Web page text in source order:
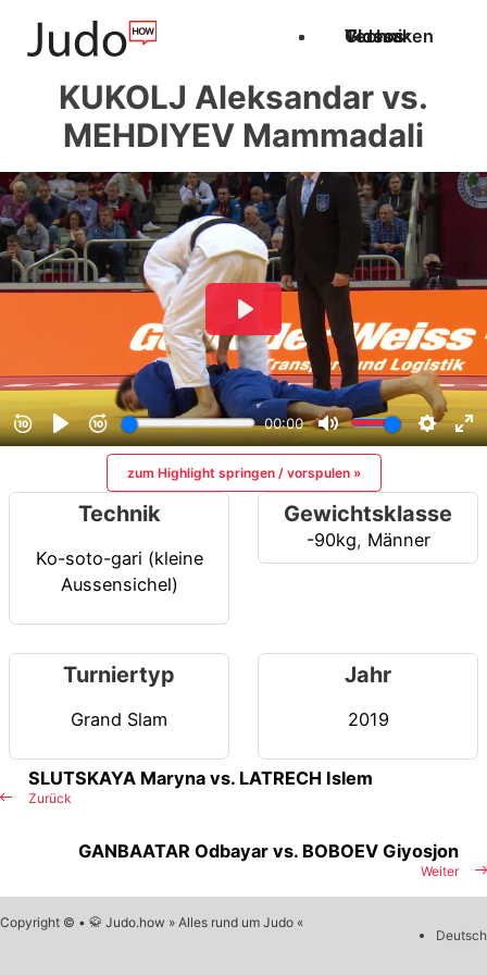
Techniken
Videos
Glossar
KUKOLJ Aleksandar vs.
MEHDIYEV Mammadali
zum Highlight springen / vorspulen »
Technik
Ko-soto-gari (kleine
Aussensichel)
Gewichtsklasse
-90kg, Männer
Turniertyp
Grand Slam
Jahr
2019
Zurück
SLUTSKAYA Maryna vs. LATRECH Islem
Weiter
GANBAATAR Odbayar vs. BOBOEV Giyosjon
Copyright © • 🥋 Judo.how » Alles rund um Judo «
Deutsch